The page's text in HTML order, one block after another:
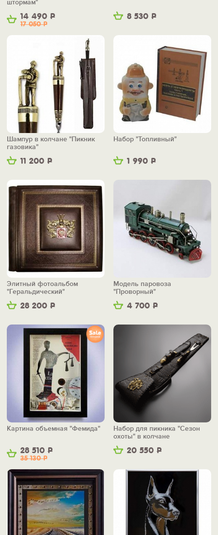
14 490 Р
17 050Р
штормам"
8 530 Р
11 200 Р
Шампур в колчане "Пикник
газовика"
1 990 Р
Набор "Топливный"
28 200 Р
Элитный фотоальбом
"Геральдический"
4 700 Р
Модель паровоза
"Проворный"
28 510 Р
35 130Р
Картина объемная "Фемида"
20 550 Р
Набор для пикника "Сезон
охоты" в колчане